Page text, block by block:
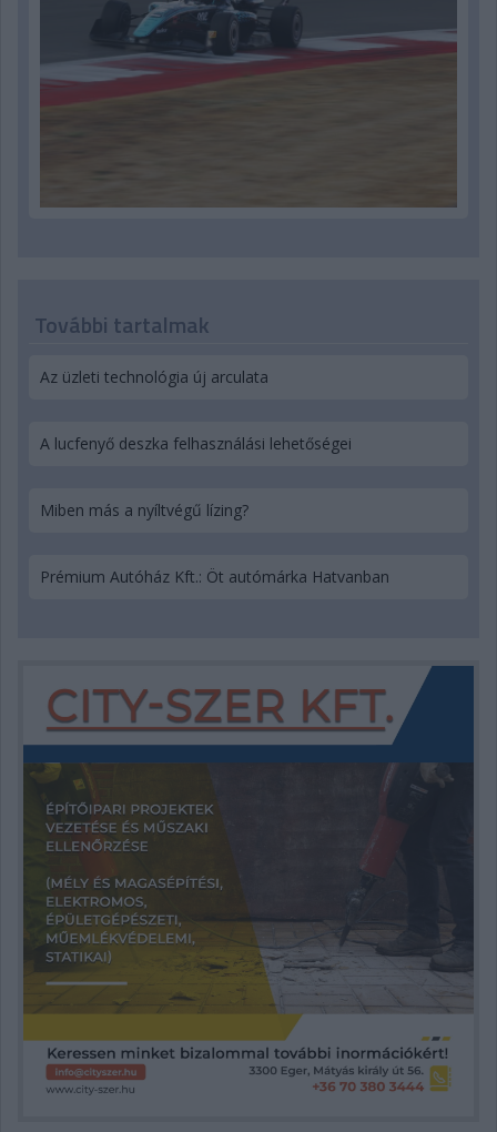
További tartalmak
Az üzleti technológia új arculata
A lucfenyő deszka felhasználási lehetőségei
Miben más a nyíltvégű lízing?
Prémium Autóház Kft.: Öt autómárka Hatvanban